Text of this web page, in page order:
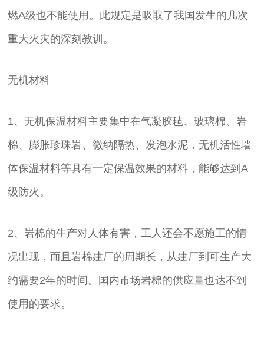
燃A级也不能使用。此规定是吸取了我国发生的几次
重大火灾的深刻教训。
无机材料
1、无机保温材料主要集中在气凝胶毡、玻璃棉、岩
棉、膨胀珍珠岩、微纳隔热、发泡水泥，无机活性墙
体保温材料等具有一定保温效果的材料，能够达到A
级防火。
2、岩棉的生产对人体有害，工人还会不愿施工的情
况出现，而且岩棉建厂的周期长，从建厂到可生产大
约需要2年的时间。国内市场岩棉的供应量也达不到
使用的要求。